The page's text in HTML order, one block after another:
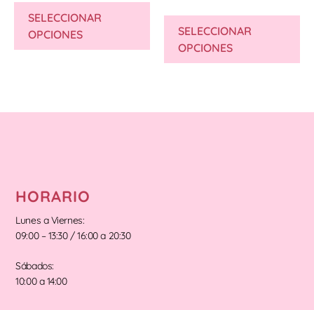
SELECCIONAR
OPCIONES
SELECCIONAR
OPCIONES
HORARIO
Lunes a Viernes:
09:00 – 13:30 / 16:00 a 20:30
Sábados:
10:00 a 14:00